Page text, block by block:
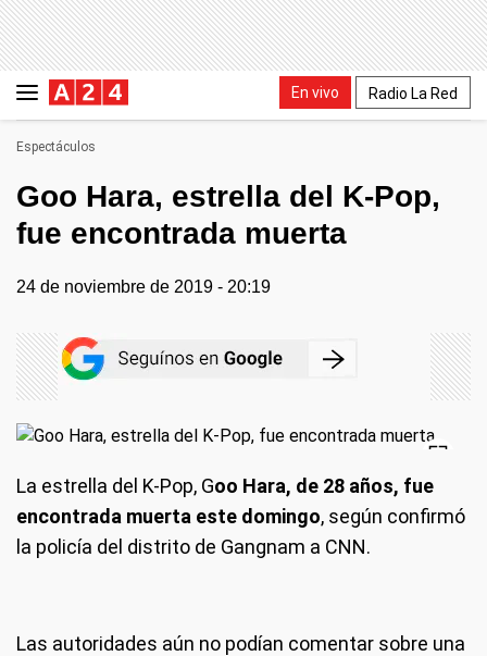
En vivo Radio La Red
Espectáculos
Goo Hara, estrella del K-Pop,
fue encontrada muerta
24 de noviembre de 2019 - 20:19
La estrella del K-Pop, Goo Hara, de 28 años, fue
encontrada muerta este domingo, según confirmó
la policía del distrito de Gangnam a CNN.
Las autoridades aún no podían comentar sobre una